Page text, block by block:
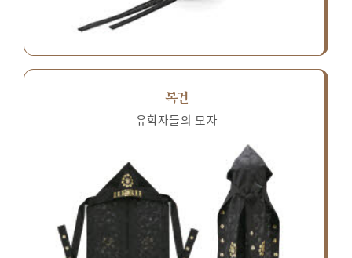
복건
유학자들의 모자